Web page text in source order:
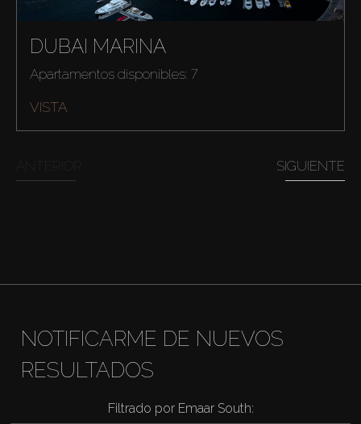
DUBAI MARINA
Apartamentos disponibles: 7
VISTA
SIGUIENTE
NOTIFICARME DE NUEVOS
RESULTADOS
Filtrado por Emaar South: